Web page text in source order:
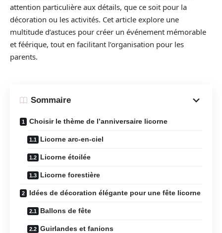
attention particulière aux détails, que ce soit pour la
décoration ou les activités. Cet article explore une
multitude d’astuces pour créer un événement mémorable
et féérique, tout en facilitant l’organisation pour les
parents.
Sommaire
Choisir le thème de l’anniversaire licorne
Licorne arc-en-ciel
Licorne étoilée
Licorne forestière
Idées de décoration élégante pour une fête licorne
Ballons de fête
Guirlandes et fanions